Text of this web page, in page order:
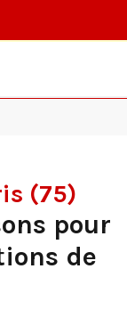
(75) : Dix milliards
(75)
pour
de